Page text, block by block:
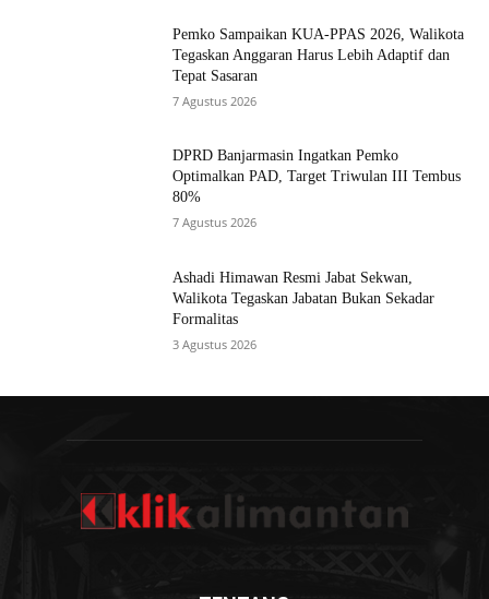
Pemko Sampaikan KUA-PPAS 2026, Walikota
Tegaskan Anggaran Harus Lebih Adaptif dan
Tepat Sasaran
7 Agustus 2026
DPRD Banjarmasin Ingatkan Pemko
Optimalkan PAD, Target Triwulan III Tembus
80%
7 Agustus 2026
Ashadi Himawan Resmi Jabat Sekwan,
Walikota Tegaskan Jabatan Bukan Sekadar
Formalitas
3 Agustus 2026